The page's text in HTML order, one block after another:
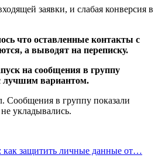
заявки, и слабая конверсия в
что оставленные контакты с
а выводят на переписку.
на сообщения в группу
лучшим вариантом.
Сообщения в группу показали
укладывались.
как защитить личные данные от…